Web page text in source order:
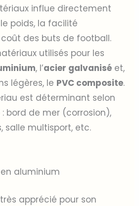
influe directement
poids, la facilité
des buts de football.
utilisés pour les
, l’acier galvanisé et,
légères, le PVC composite.
est déterminant selon
: bord de mer (corrosion),
salle multisport, etc.
aluminium
apprécié pour son